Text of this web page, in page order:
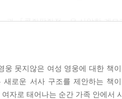
다름없고, 양반이 제 소유물인 노
의 절개를 칭송하기 위해 권력자
운 눈물만을 흘리고 조용히 사라질
렸다.
과 『콩쥐팥쥐전』은 사악한 계
등을, 자신이 신경 쓸 필요 없는
난에 무관심했던 아버지들, 그리고
웅 못지않은 여성 영웅에 대한 책
새로운 서사 구조를 제안하는 책
여자로 태어나는 순간 가족 안에서